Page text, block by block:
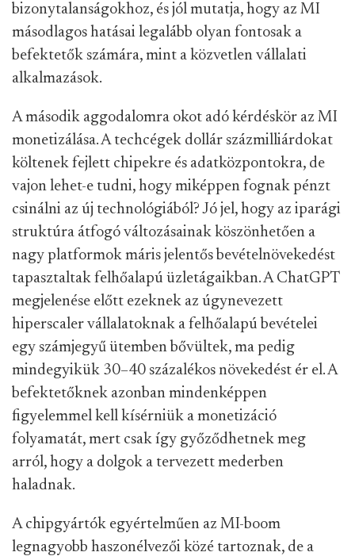
bizonytalanságokhoz, és jól mutatja, hogy az MI
másodlagos hatásai legalább olyan fontosak a
befektetők számára, mint a közvetlen vállalati
alkalmazások.
A második aggodalomra okot adó kérdéskör az MI
monetizálása. A techcégek dollár százmilliárdokat
költenek fejlett chipekre és adatközpontokra, de
vajon lehet-e tudni, hogy miképpen fognak pénzt
csinálni az új technológiából? Jó jel, hogy az iparági
struktúra átfogó változásainak köszönhetően a
nagy platformok máris jelentős bevételnövekedést
tapasztaltak felhőalapú üzletágaikban. A ChatGPT
megjelenése előtt ezeknek az úgynevezett
hiperscaler vállalatoknak a felhőalapú bevételei
egy számjegyű ütemben bővültek, ma pedig
mindegyikük 30–40 százalékos növekedést ér el. A
befektetőknek azonban mindenképpen
figyelemmel kell kísérniük a monetizáció
folyamatát, mert csak így győződhetnek meg
arról, hogy a dolgok a tervezett mederben
haladnak.
A chipgyártók egyértelműen az MI-boom
legnagyobb haszonélvezői közé tartoznak, de a